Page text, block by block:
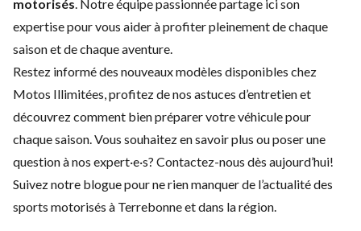
motorisés. Notre équipe passionnée partage ici son
expertise pour vous aider à profiter pleinement de chaque
saison et de chaque aventure.
Restez informé des nouveaux modèles disponibles chez
Motos Illimitées, profitez de nos astuces d’entretienet
découvrez comment bien préparer votre véhicule pour
chaque saison. Vous souhaitez en savoir plus ou poser une
question à nos expert·e·s? Contactez-nous dès aujourd’hui!
Suivez notre blogue pour ne rien manquer de l’actualité des
sports motorisés à Terrebonne et dans la région.